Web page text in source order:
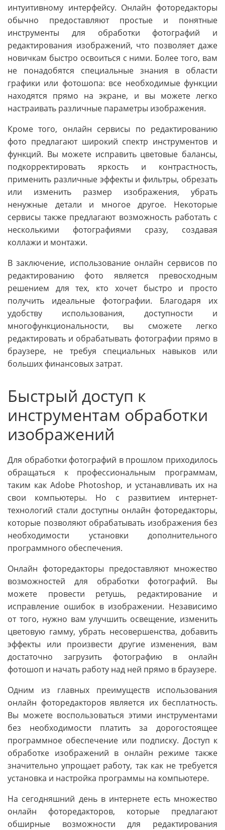
интуитивному интерфейсу. Онлайн фоторедакторы
обычно предоставляют простые и понятные
инструменты для обработки фотографий и
редактирования изображений, что позволяет даже
новичкам быстро освоиться с ними. Более того, вам
не понадобятся специальные знания в области
графики или фотошопа: все необходимые функции
находятся прямо на экране, и вы можете легко
настраивать различные параметры изображения.
Кроме того, онлайн сервисы по редактированию
фото предлагают широкий спектр инструментов и
функций. Вы можете исправить цветовые балансы,
подкорректировать яркость и контрастность,
применить различные эффекты и фильтры, обрезать
или изменить размер изображения, убрать
ненужные детали и многое другое. Некоторые
сервисы также предлагают возможность работать с
несколькими фотографиями сразу, создавая
коллажи и монтажи.
В заключение, использование онлайн сервисов по
редактированию фото является превосходным
решением для тех, кто хочет быстро и просто
получить идеальные фотографии. Благодаря их
удобству использования, доступности и
многофункциональности, вы сможете легко
редактировать и обрабатывать фотографии прямо в
браузере, не требуя специальных навыков или
больших финансовых затрат.
Быстрый доступ к
инструментам обработки
изображений
Для обработки фотографий в прошлом приходилось
обращаться к профессиональным программам,
таким как Adobe Photoshop, и устанавливать их на
свои компьютеры. Но с развитием интернет-
технологий стали доступны онлайн фоторедакторы,
которые позволяют обрабатывать изображения без
необходимости установки дополнительного
программного обеспечения.
Онлайн фоторедакторы предоставляют множество
возможностей для обработки фотографий. Вы
можете провести ретушь, редактирование и
исправление ошибок в изображении. Независимо
от того, нужно вам улучшить освещение, изменить
цветовую гамму, убрать несовершенства, добавить
эффекты или произвести другие изменения, вам
достаточно загрузить фотографию в онлайн
фотошоп и начать работу над ней прямо в браузере.
Одним из главных преимуществ использования
онлайн фоторедакторов является их бесплатность.
Вы можете воспользоваться этими инструментами
без необходимости платить за дорогостоящее
программное обеспечение или подписку. Доступ к
обработке изображений в онлайн режиме также
значительно упрощает работу, так как не требуется
установка и настройка программы на компьютере.
На сегодняшний день в интернете есть множество
онлайн фоторедакторов, которые предлагают
обширные возможности для редактирования